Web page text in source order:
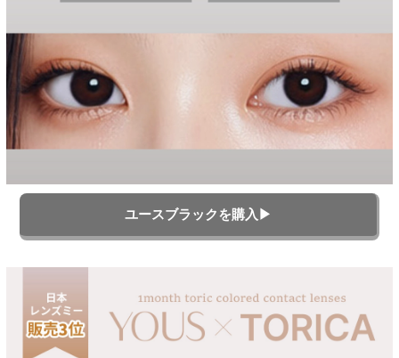
ユースブラックを購入▶